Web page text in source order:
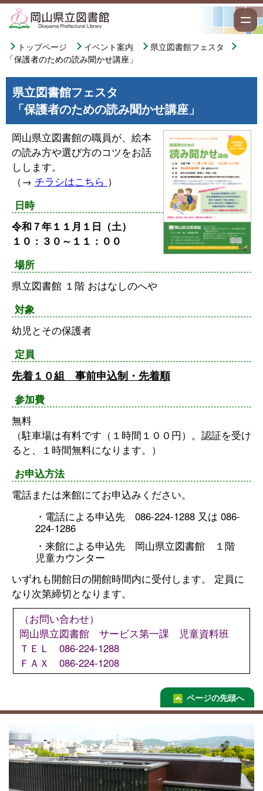
トップページ イベント案内
県立図書館フェスタ
「保護者のための読み聞かせ講座」
県立図書館フェスタ
「保護者のための読み聞かせ講座」
岡山県立図書館の職員が、絵本
の読み方や選び方のコツをお話
しします。
（→ チラシはこちら ）
日時
令和７年１１月１日（土）
１０：３０～１１：００
場所
県立図書館 １階 おはなしのへや
対象
幼児とその保護者
定員
先着１０組 事前申込制・先着順
参加費
無料
（駐車場は有料です（１時間１００円）。認証を受け
ると、１時間無料になります。）
お申込方法
電話または来館にてお申込みください。
・電話による申込先 086-224-1288 又は 086-
224-1286
・来館による申込先 岡山県立図書館 １階
児童カウンター
いずれも開館日の開館時間内に受付します。 定員に
なり次第締切となります。
（お問い合わせ）
岡山県立図書館 サービス第一課 児童資料班
ＴＥＬ 086-224-1288
ＦＡＸ 086-224-1208
ページの先頭へ